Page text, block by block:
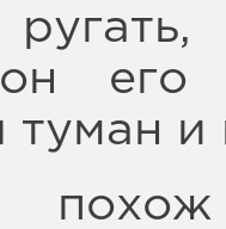
его
туман